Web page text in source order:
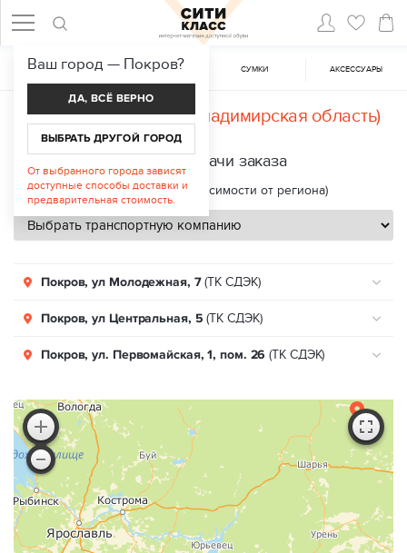
ЖЕНСКАЯ ОБУВЬ МУЖСКАЯ ОБУВЬ CУМКИ АКСЕССУАРЫ
Доставка вПокров (Владимирская область)
Пункты выдачи заказа
Срок доставки: 2—8 дней (в зависимости от региона)
Покров, ул Молодежная, 7(ТК СДЭК)
Покров, ул Центральная, 5 (ТК СДЭК)
Покров, ул. Первомайская, 1, пом. 26 (ТК СДЭК)
Ваш город — Покров?
ДА, ВСЁ ВЕРНО
ВЫБРАТЬ ДРУГОЙ ГОРОД
От выбранного города зависят
доступные способы доставки и
предварительная стоимость.